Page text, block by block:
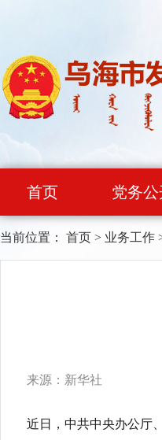
首页 党务
当前位置： 首页 > 业务工作
来源：新华社
近日，中共中央办公厅